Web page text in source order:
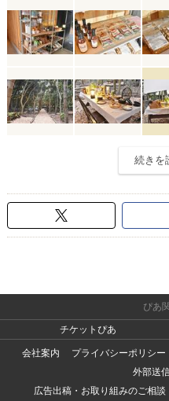
続きを
ぴあ
チケットぴあ
会社案内
プライバシーポリシー
外部送
広告出稿・お取り組みのご相